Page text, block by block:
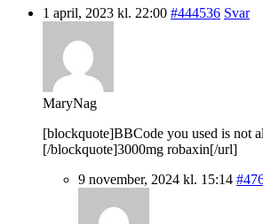
1 april, 2023 kl. 22:00 #444536 Svar
MaryNag
[blockquote]BBCode you used is not
[/blockquote]3000mg robaxin[/url]
9 november, 2024 kl. 15:14